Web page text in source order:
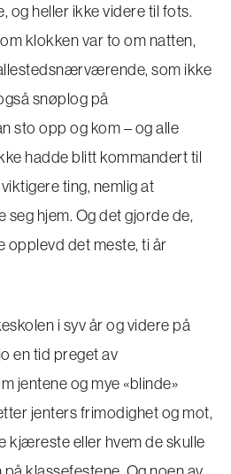
og heller ikke videre til fots.
klokken var to om natten,
som ikke
snøplog på
sto opp og kom – og alle
hadde blitt kommandert til
ting, nemlig at
seg hjem. Og det gjorde de,
opplevd det meste, ti år
i syv år og videre på
en tid preget av
jentene og mye «blinde»
jenters frimodighet og mot,
kjæreste eller hvem de skulle